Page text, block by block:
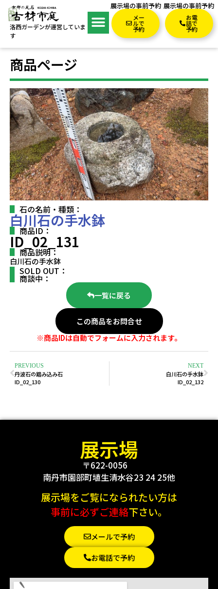
洛西ガーデンが運営していま
す
展示場の事前予約
メー
ルで
予約
展示場の事前予約
お電
話で
予約
商品ページ
石の名前・種類：
白川石の手水鉢
商品ID：
ID_02_131
商品説明：
白川石の手水鉢
SOLD OUT：
商談中：
一覧に戻る
この商品をお問合せ
※商品IDは自動でフォームに入力されます。
PREVIOUS
丹波石の踏み込み石
ID_02_130
NEXT
白川石の手水鉢
ID_02_132
展示場
〒622-0056
南丹市園部町埴生清水谷23 24 25他
展示場をご覧になられたい方は
事前に必ずご連絡下さい。
メールで予約
お電話で予約